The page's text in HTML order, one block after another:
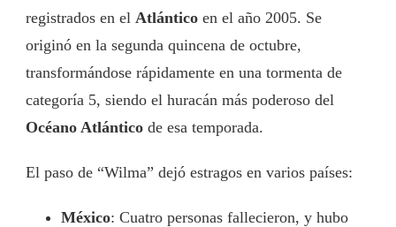
registrados en el Atlántico en el año 2005. Se
originó en la segunda quincena de octubre,
transformándose rápidamente en una tormenta de
categoría 5, siendo el huracán más poderoso del
Océano Atlántico de esa temporada.
El paso de “Wilma” dejó estragos en varios países:
México: Cuatro personas fallecieron, y hubo